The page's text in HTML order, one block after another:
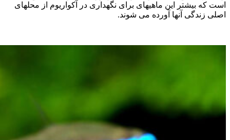
است که بیشتر این ماهیهای برای نگهداری در آکواریوم از محلهای
اصلی زندگی آنها آورده می شوند.